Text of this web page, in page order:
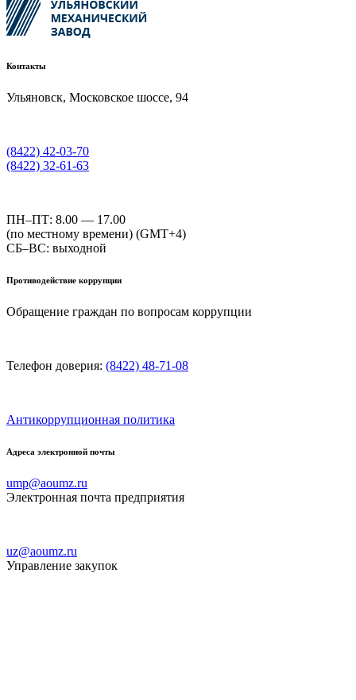
Контакты
Ульяновск, Московское шоссе, 94
(8422) 42-03-70
(8422) 32-61-63
ПН–ПТ: 8.00 — 17.00
(по местному времени) (GMT+4)
СБ–ВС: выходной
Противодействие коррупции
Обращение граждан по вопросам коррупции
Телефон доверия: (8422) 48-71-08
Антикоррупционная политика
Адреса электронной почты
ump@aoumz.ru
Электронная почта предприятия
uz@aoumz.ru
Управление закупок